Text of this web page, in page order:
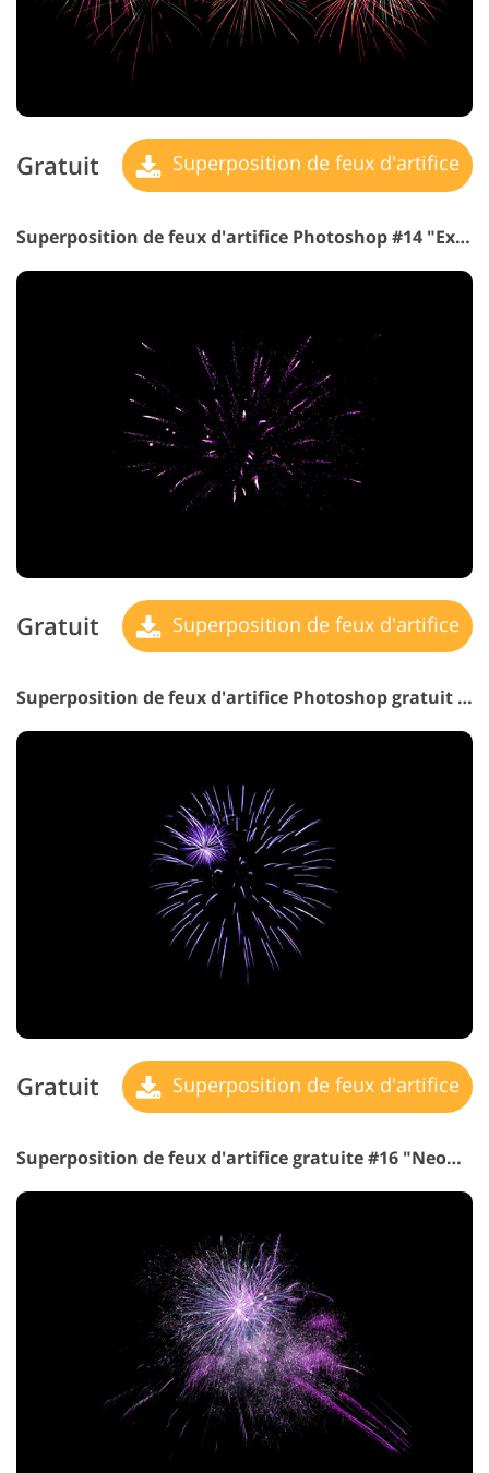
Gratuit Superposition de feux d'artifice
Superposition de feux d'artifice Photoshop #14 "Explosion"
Gratuit Superposition de feux d'artifice
Superposition de feux d'artifice Photoshop gratuit #15 "Festive Atmosphere"
Gratuit Superposition de feux d'artifice
Superposition de feux d'artifice gratuite #16 "Neon Lights"